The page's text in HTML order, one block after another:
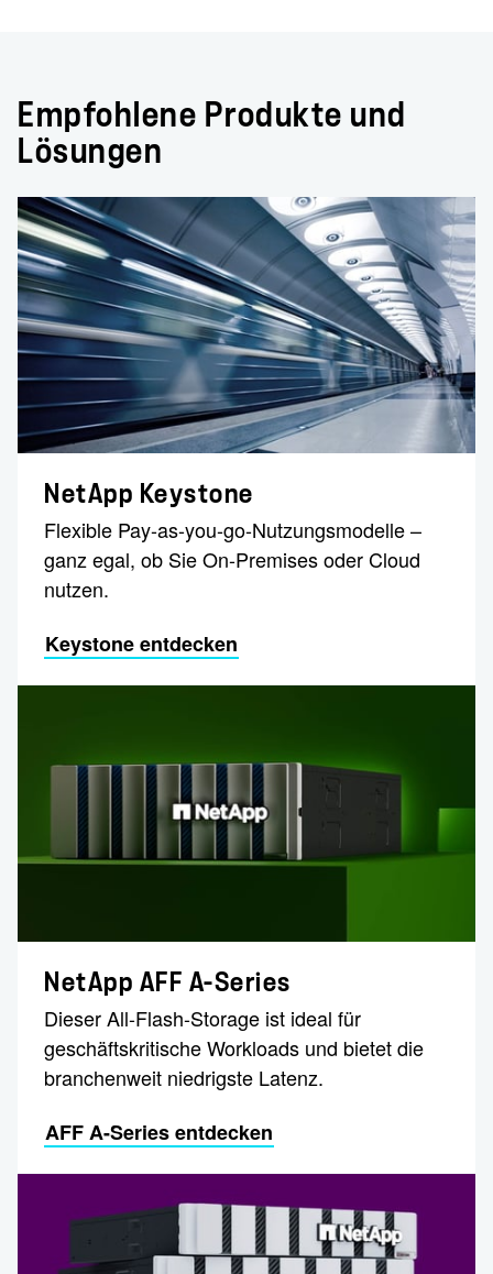
Empfohlene Produkte und
Lösungen
NetApp Keystone
Flexible Pay-as-you-go-Nutzungsmodelle –
ganz egal, ob Sie On-Premises oder Cloud
nutzen.
Keystone entdecken
NetApp AFF A-Series
Dieser All-Flash-Storage ist ideal für
geschäftskritische Workloads und bietet die
branchenweit niedrigste Latenz.
AFF A-Series entdecken